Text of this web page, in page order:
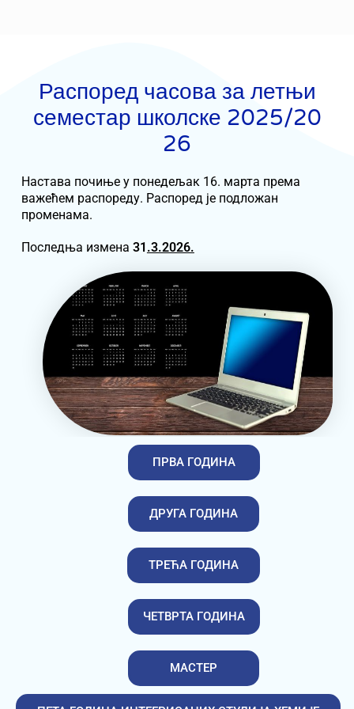
Распоред часова за летњи
семестар школске 2025/20​
26
Настава почиње у понедељак 16. марта према
важећем распореду. Распоред је подложан
променама.
Последња измена 31.3.2026.
ПРВА ГОДИНА
ДРУГА ГОДИНА
ТРЕЋА ГОДИНА
ЧЕТВРТА ГОДИНА
МАСТЕР